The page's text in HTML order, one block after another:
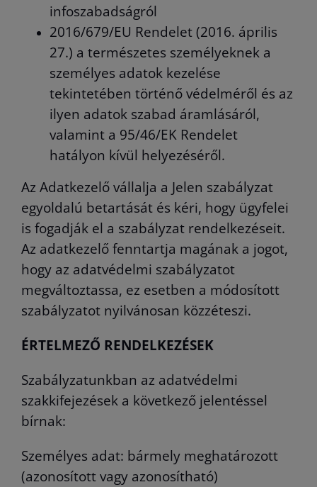
infoszabadságról
2016/679/EU Rendelet (2016. április
27.) a természetes személyeknek a
személyes adatok kezelése
tekintetében történő védelméről és az
ilyen adatok szabad áramlásáról,
valamint a 95/46/EK Rendelet
hatályon kívül helyezéséről.
Az Adatkezelő vállalja a Jelen szabályzat
egyoldalú betartását és kéri, hogy ügyfelei
is fogadják el a szabályzat rendelkezéseit.
Az adatkezelő fenntartja magának a jogot,
hogy az adatvédelmi szabályzatot
megváltoztassa, ez esetben a módosított
szabályzatot nyilvánosan közzéteszi.
ÉRTELMEZŐ RENDELKEZÉSEK
Szabályzatunkban az adatvédelmi
szakkifejezések a következő jelentéssel
bírnak:
Személyes adat: bármely meghatározott
(azonosított vagy azonosítható)